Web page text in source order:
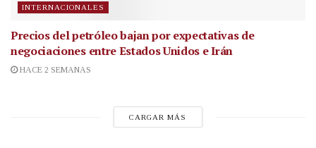
INTERNACIONALES
Precios del petróleo bajan por expectativas de
negociaciones entre Estados Unidos e Irán
HACE 2 SEMANAS
CARGAR MÁS